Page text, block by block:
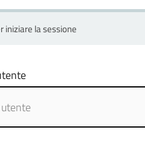
iniziare la sessione